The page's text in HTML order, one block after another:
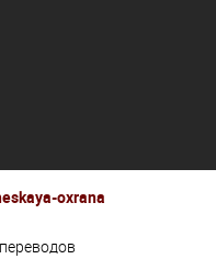
oxrana